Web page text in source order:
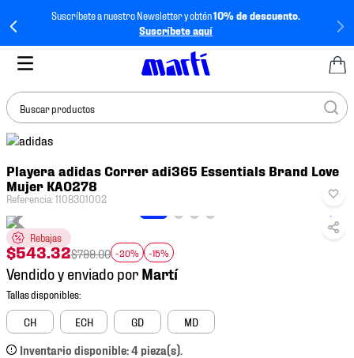
Suscríbete a nuestro Newsletter y obtén10% de descuento.
Suscríbete aquí
Buscar productos
Playera adidas Correr adi365 Essentials Brand Love
Mujer KA0278
Referencia:1108301002
Rebajas
$543.32$799.00 -20% -15%
Vendido y enviado por
CH ECH GD MD
Inventario disponible: 4 pieza(s).
BUSCADOS
1.
tenis mujer
2.
3.
tenis
4.
tenis futbol
5.
jersey
6.
mochila